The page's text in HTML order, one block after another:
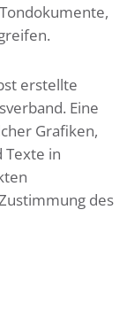
erstellte
Eine
Grafiken,
Texte in
des